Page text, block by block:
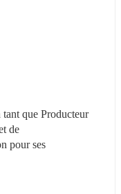
que Producteur
de
pour ses